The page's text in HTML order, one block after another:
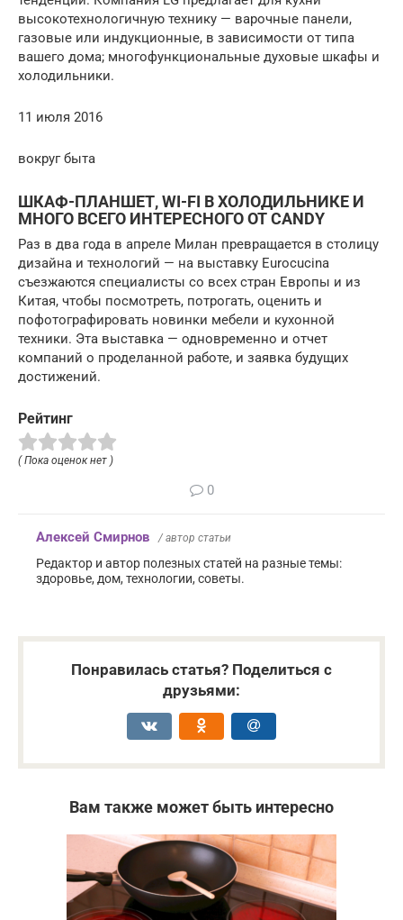
высокотехнологичную технику — варочные панели,
газовые или индукционные, в зависимости от типа
вашего дома; многофункциональные духовые шкафы и
холодильники.
11 июля 2016
вокруг быта
ШКАФ-ПЛАНШЕТ, WI-FI В ХОЛОДИЛЬНИКЕ И
МНОГО ВСЕГО ИНТЕРЕСНОГО ОТ CANDY
Раз в два года в апреле Милан превращается в столицу
дизайна и технологий — на выставку Eurocucina
съезжаются специалисты со всех стран Европы и из
Китая, чтобы посмотреть, потрогать, оценить и
пофотографировать новинки мебели и кухонной
техники. Эта выставка — одновременно и отчет
компаний о проделанной работе, и заявка будущих
достижений.
Рейтинг
( Пока оценок нет )
0
Алексей Смирнов / автор статьи
Редактор и автор полезных статей на разные темы:
здоровье, дом, технологии, советы.
Понравилась статья? Поделиться с
друзьями:
Вам также может быть интересно